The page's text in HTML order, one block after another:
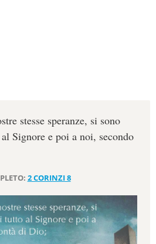
stesse speranze, si sono
Signore e poi a noi, secondo
2 CORINZI 8